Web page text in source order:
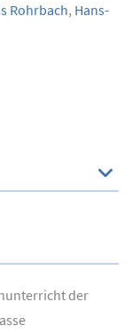
Rohrbach, Hans-
der